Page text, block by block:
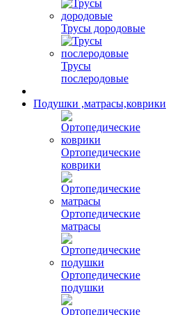
Трусы дородовые
Трусы
послеродовые
Подушки ,матрасы,коврики
Ортопедические
коврики
Ортопедические
матрасы
Ортопедические
подушки